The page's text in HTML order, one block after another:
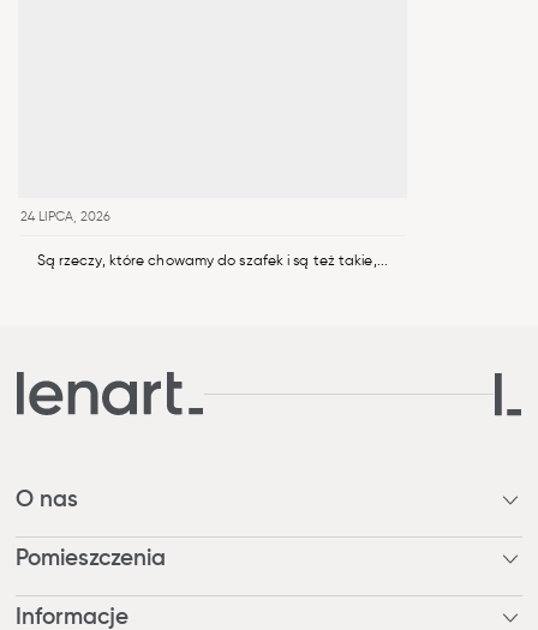
Blog
24 LIPCA, 2026
Są rzeczy, które chowamy do szafek i są też takie,...
O nas
Kim jesteśmy?
Pomieszczenia
Pokój dzienny / Jadalnia
Informacje